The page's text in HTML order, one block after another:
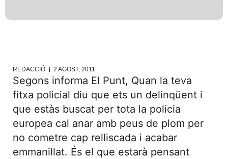
REDACCIÓ 2 AGOST, 2011
Segons informa El Punt, Quan la teva
fitxa policial diu que ets un delinqüent i
que estàs buscat per tota la policia
europea cal anar amb peus de plom per
no cometre cap relliscada i acabar
emmanillat. És el que estarà pensant